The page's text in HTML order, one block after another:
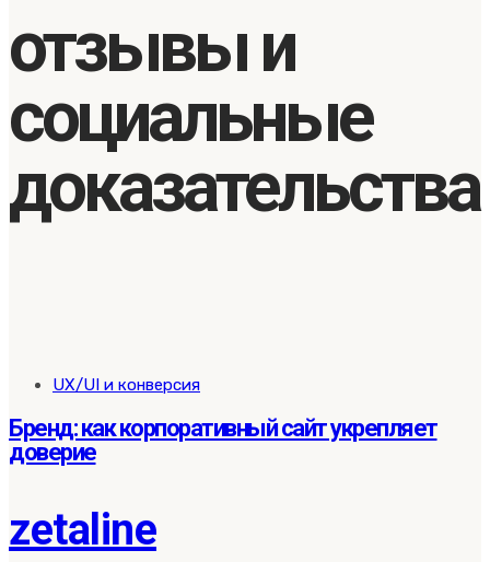
отзывы и
социальные
доказательства
Tags UX/UI и конверсия
Бренд: как корпоративный сайт укрепляет
доверие
zetaline